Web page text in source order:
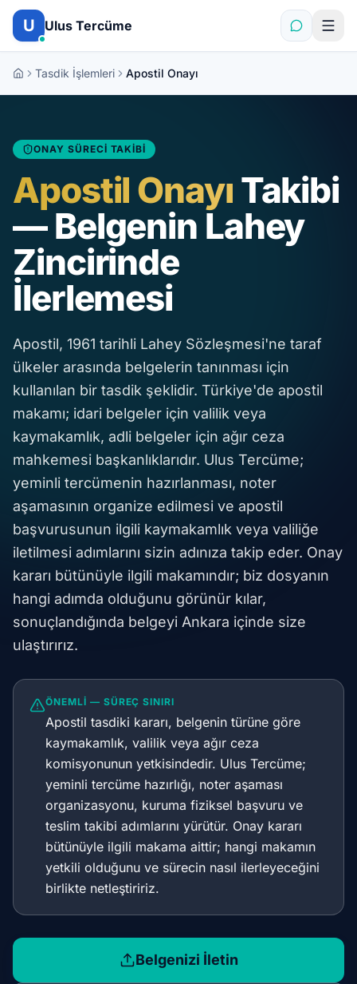
İçeriğe atla
U Ulus Tercüme
Tasdik İşlemleri Apostil Onayı
ONAY SÜRECI TAKIBI
Apostil Onayı Takibi
— Belgenin Lahey
Zincirinde
İlerlemesi
Apostil, 1961 tarihli Lahey Sözleşmesi'ne taraf
ülkeler arasında belgelerin tanınması için
kullanılan bir tasdik şeklidir. Türkiye'de apostil
makamı; idari belgeler için valilik veya
kaymakamlık, adli belgeler için ağır ceza
mahkemesi başkanlıklarıdır. Ulus Tercüme;
yeminli tercümenin hazırlanması, noter
aşamasının organize edilmesi ve apostil
başvurusunun ilgili kaymakamlık veya valiliğe
iletilmesi adımlarını sizin adınıza takip eder. Onay
kararı bütünüyle ilgili makamındır; biz dosyanın
hangi adımda olduğunu görünür kılar,
sonuçlandığında belgeyi Ankara içinde size
ulaştırırız.
ÖNEMLI — SÜREÇ SINIRI
Apostil tasdiki kararı, belgenin türüne göre
kaymakamlık, valilik veya ağır ceza
komisyonunun yetkisindedir. Ulus Tercüme;
yeminli tercüme hazırlığı, noter aşaması
organizasyonu, kuruma fiziksel başvuru ve
teslim takibi adımlarını yürütür. Onay kararı
bütünüyle ilgili makama aittir; hangi makamın
yetkili olduğunu ve sürecin nasıl ilerleyeceğini
birlikte netleştiririz.
Belgenizi İletin